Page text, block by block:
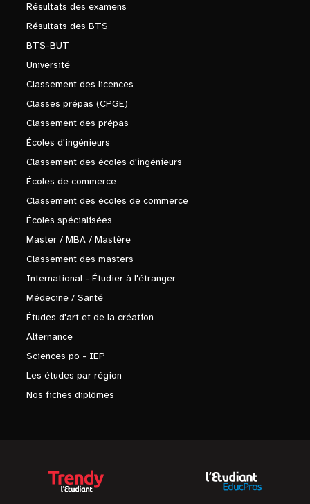
Résultats des examens
Résultats des BTS
BTS-BUT
Université
Classement des licences
Classes prépas (CPGE)
Classement des prépas
Écoles d'ingénieurs
Classement des écoles d'ingénieurs
Écoles de commerce
Classement des écoles de commerce
Écoles spécialisées
Master / MBA / Mastère
Classement des masters
International - Étudier à l'étranger
Médecine / Santé
Études d'art et de la création
Alternance
Sciences po - IEP
Les études par région
Nos fiches diplômes